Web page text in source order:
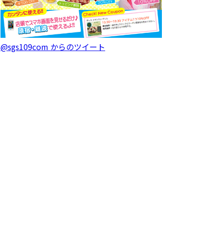
@sgs109com からのツイート